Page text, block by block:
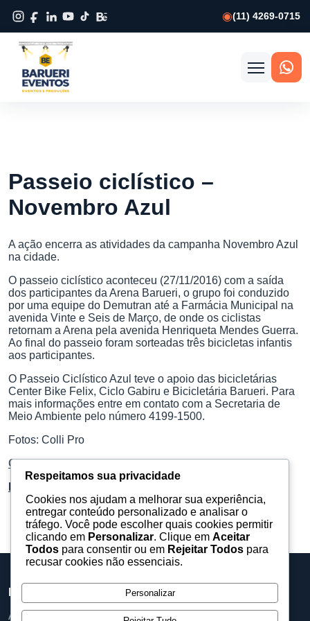
(11) 4269-0715
Abrir
Passeio ciclístico –
Novembro Azul
A ação encerra as atividades da campanha Novembro Azul
na cidade.
O passeio ciclístico aconteceu (27/11/2016) com a saída
dos participantes da Arena Barueri, o grupo foi conduzido
por uma equipe do Demutran até a Farmácia Municipal na
avenida Vinte e Seis de Março, de onde os ciclistas
retornam a Arena pela avenida Henriqueta Mendes Guerra.
Ao final do passeio foram sorteadas três bicicletas infantis
aos participantes.
O Passeio Ciclístico Azul teve o apoio das bicicletárias
Center Bike Felix, Ciclo Gabiru e Bicicletária Barueri. Para
mais informações entre em contato com a Secretaria de
Meio Ambiente pelo número 4199-1500.
Fotos: Colli Pro
Confira no facebook todas as fotos
Assessoria, equipamentos e produções para eventos.
Respeitamos sua privacidade
Cookies nos ajudam a melhorar sua experiência,
entregar conteúdo personalizado e analisar o
tráfego. Você pode escolher quais cookies permitir
clicando em Personalizar. Clique em Aceitar
Todos para consentir ou em Rejeitar Todos para
recusar cookies não essenciais.
Personalizar